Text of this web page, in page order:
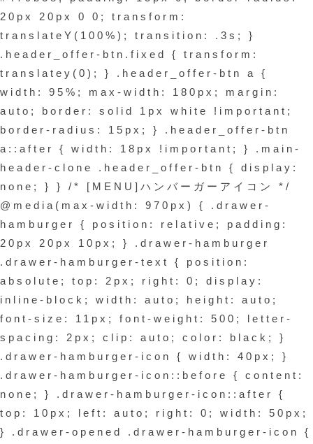
20px 20px 0 0; transform:
translateY(100%); transition: .3s; }
.header_offer-btn.fixed { transform:
translatey(0); } .header_offer-btn a {
width: 95%; max-width: 180px; margin:
auto; border: solid 1px white !important;
border-radius: 15px; } .header_offer-btn
a::after { width: 18px !important; } .main-
header-clone .header_offer-btn { display:
none; } } /* [MENU]ハンバーガーアイコン */
@media(max-width: 970px) { .drawer-
hamburger { position: relative; padding:
20px 20px 10px; } .drawer-hamburger
.drawer-hamburger-text { position:
absolute; top: 2px; right: 0; display:
inline-block; width: auto; height: auto;
font-size: 11px; font-weight: 500; letter-
spacing: 2px; clip: auto; color: black; }
.drawer-hamburger-icon { width: 40px; }
.drawer-hamburger-icon::before { content:
none; } .drawer-hamburger-icon::after {
top: 10px; left: auto; right: 0; width: 50px;
} .drawer-opened .drawer-hamburger-icon {